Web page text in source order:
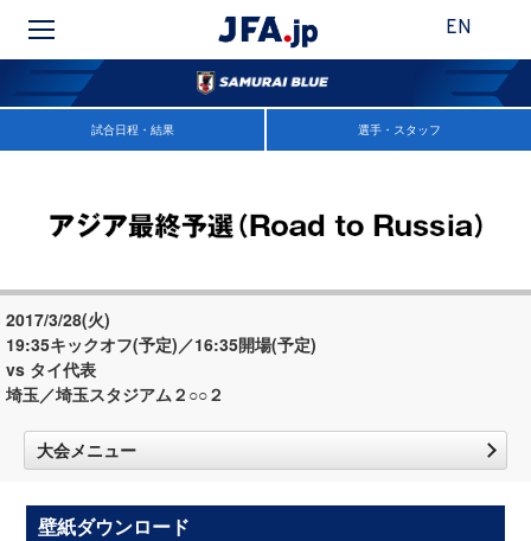
EN
試合日程・結果 選手・スタッフ
2017/3/28(火)
19:35キックオフ(予定)／16:35開場(予定)
vs タイ代表
埼玉／埼玉スタジアム２○○２
大会メニュー
壁紙ダウンロード